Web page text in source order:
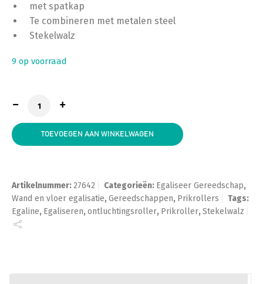
met spatkap
Te combineren met metalen steel
Stekelwalz
9 op voorraad
Ontluchtingsroller 50 cm 11 mm pin RVS met
TOEVOEGEN AAN WINKELWAGEN
Artikelnummer:27642 Categorieën: Egaliseer Gereedschap,
Wand en vloer egalisatie,Gereedschappen, Prikrollers
Tags:
Egaline, Egaliseren,ontluchtingsroller, Prikroller,Stekelwalz